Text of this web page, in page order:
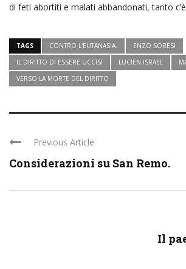
di feti abortiti e malati abbandonati, tanto c’è
TAGS CONTRO L'EUTANASIA.
ENZO SORESI
IL DIRITTO DI ESSERE UCCISI
LUCIEN ISRAEL
VERSO LA MORTE DEL DIRITTO
Previous Article
Considerazioni su San Remo.
Il